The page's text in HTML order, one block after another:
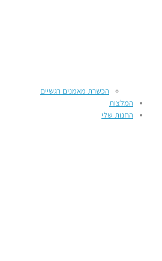
הכשרת מאמנים רגשיים
המלצות
החנות שלי